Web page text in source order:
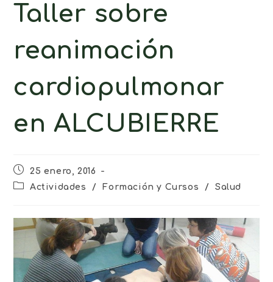
Taller sobre
reanimación
cardiopulmonar
en ALCUBIERRE
25 enero, 2016
Actividades
/ Formación y Cursos / Salud